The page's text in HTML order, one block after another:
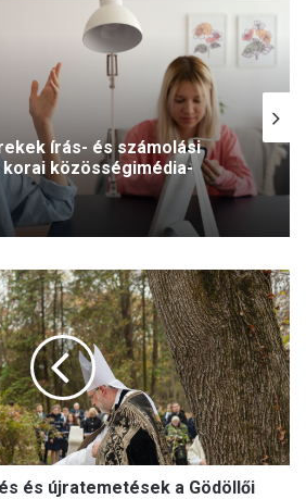
írás- és számolási
közösségimédia-
mit szabad és
és újratemetések a Gödöllői